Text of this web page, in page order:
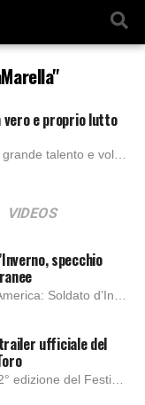
vero e proprio lutto
VIDEOS
specchio
ufficiale del